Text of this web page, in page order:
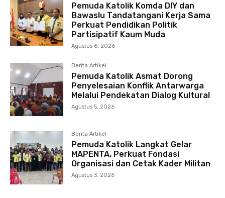
Pemuda Katolik Komda DIY dan
Bawaslu Tandatangani Kerja Sama
Perkuat Pendidikan Politik
Partisipatif Kaum Muda
Agustus 6, 2026
Berita Artikel
Pemuda Katolik Asmat Dorong
Penyelesaian Konflik Antarwarga
Melalui Pendekatan Dialog Kultural
Agustus 5, 2026
Berita Artikel
Pemuda Katolik Langkat Gelar
MAPENTA, Perkuat Fondasi
Organisasi dan Cetak Kader Militan
Agustus 3, 2026